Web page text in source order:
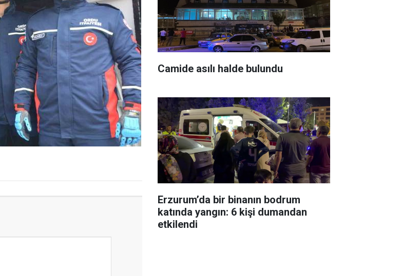
Camide asılı halde bulundu
Erzurum’da bir binanın bodrum
katında yangın: 6 kişi dumandan
etkilendi